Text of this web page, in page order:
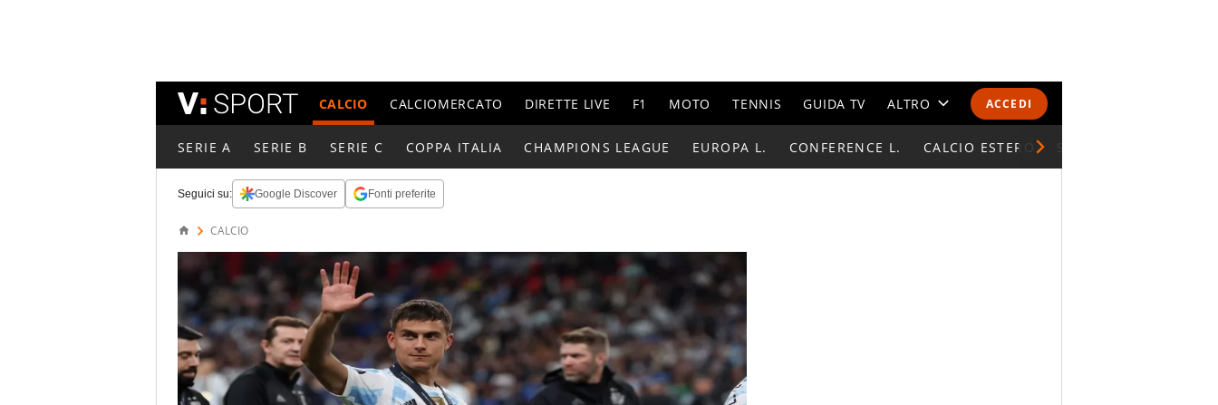
ACCEDI
CALCIO CALCIOMERCATO DIRETTE LIVE F1 MOTO TENNIS GUIDA TV ALTRO
CALENDARI E CLASSIFICHE
SERIE A SERIE B SERIE C COPPA ITALIA CHAMPIONS LEAGUE EUROPA L. CONFERENCE L. CALCIO ESTERO
Seguici su: Google Discover Fonti preferite
CALCIO